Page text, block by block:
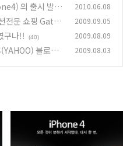
의 출시 발표 2010.06.08
전문 쇼핑 Gate
2009.09.05
구나!! (40) 2009.08.09
블로그
2009.08.03